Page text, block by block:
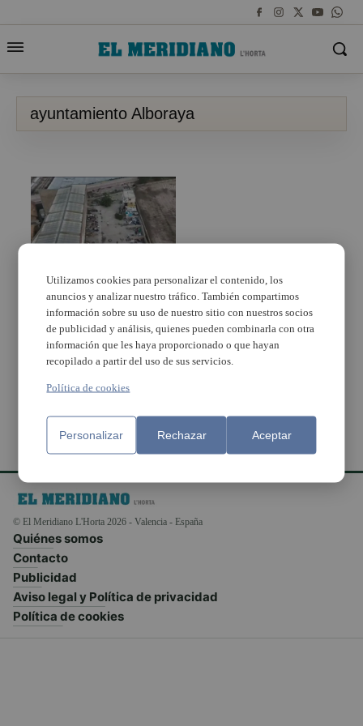
ayuntamiento Alboraya
Operació especial de
Guàrdia Civil i Policia
d’Alboraia per a
identificar a més d’11
persones en alqueries
abandonades i Vinival
© El Meridiano L'Horta 2026 - Valencia - España
Quiénes somos
Contacto
Publicidad
Aviso legal y Política de privacidad
Política de cookies
Utilizamos cookies para personalizar el contenido, los
anuncios y analizar nuestro tráfico. También compartimos
información sobre su uso de nuestro sitio con nuestros socios
de publicidad y análisis, quienes pueden combinarla con otra
información que les haya proporcionado o que hayan
recopilado a partir del uso de sus servicios.
Política de cookies
Personalizar Rechazar Aceptar